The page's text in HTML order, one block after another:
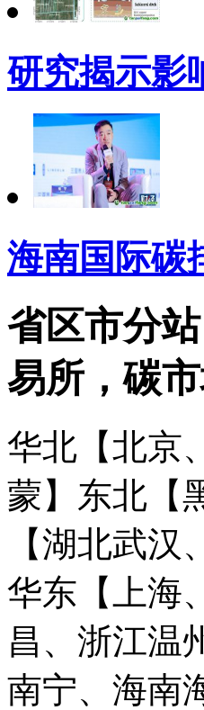
研究揭示影
海南国际碳
省区市分
易所，碳
华北【北京
蒙】 东北【
【湖北武
华东【上海
昌、浙江温
南宁、海南